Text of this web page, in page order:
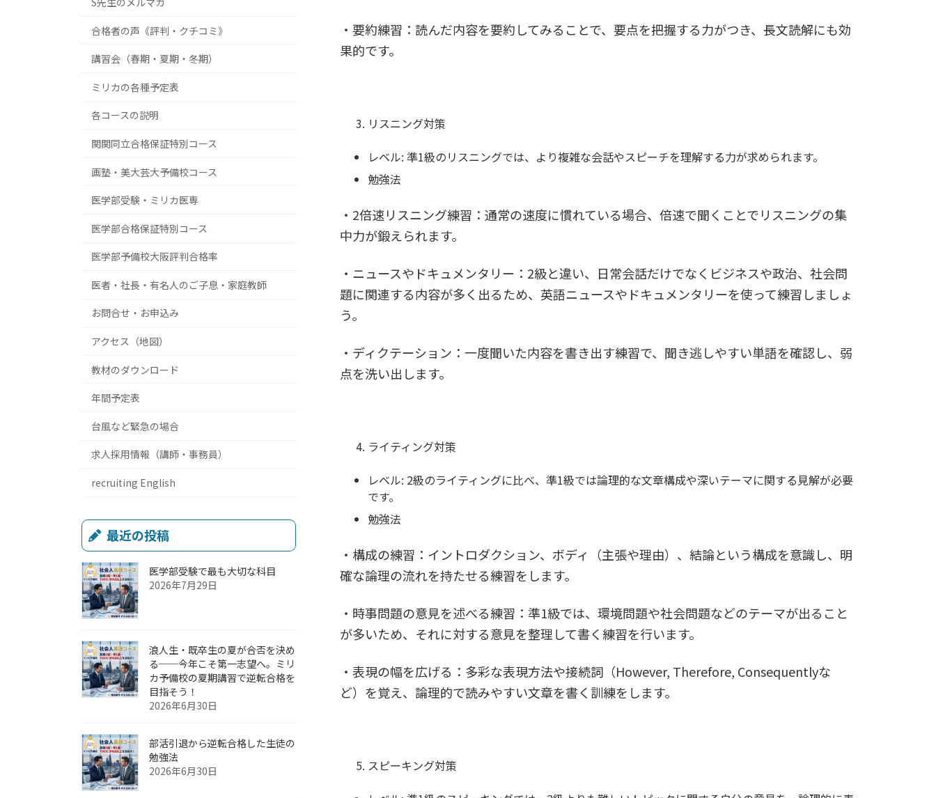
・要約練習：読んだ内容を要約してみることで、要点を把握する力がつき、長文読解にも効
果的です。
リスニング対策
レベル: 準1級のリスニングでは、より複雑な会話やスピーチを理解する力が求められます。
勉強法
・2倍速リスニング練習：通常の速度に慣れている場合、倍速で聞くことでリスニングの集
中力が鍛えられます。
・ニュースやドキュメンタリー：2級と違い、日常会話だけでなくビジネスや政治、社会問
題に関連する内容が多く出るため、英語ニュースやドキュメンタリーを使って練習しましょ
う。
・ディクテーション：一度聞いた内容を書き出す練習で、聞き逃しやすい単語を確認し、弱
点を洗い出します。
ライティング対策
レベル: 2級のライティングに比べ、準1級では論理的な文章構成や深いテーマに関する見解が必要
です。
勉強法
・構成の練習：イントロダクション、ボディ（主張や理由）、結論という構成を意識し、明
確な論理の流れを持たせる練習をします。
・時事問題の意見を述べる練習：準1級では、環境問題や社会問題などのテーマが出ること
が多いため、それに対する意見を整理して書く練習を行います。
・表現の幅を広げる：多彩な表現方法や接続詞（However, Therefore, Consequentlyな
ど）を覚え、論理的で読みやすい文章を書く訓練をします。
スピーキング対策
合格者の声《評判・クチコミ》
講習会（春期・夏期・冬期）
ミリカの各種予定表
各コースの説明
関関同立合格保証特別コース
画塾・美大芸大予備校コース
医学部受験・ミリカ医専
医学部合格保証特別コース
医学部予備校大阪評判合格率
医者・社長・有名人のご子息・家庭教師
お問合せ・お申込み
アクセス（地図）
教材のダウンロード
年間予定表
台風など緊急の場合
求人採用情報（講師・事務員）
recruiting English
最近の投稿
医学部受験で最も大切な科目
2026年7月29日
浪人生・既卒生の夏が合否を決め
る──今年こそ第一志望へ。ミリ
カ予備校の夏期講習で逆転合格を
目指そう！
2026年6月30日
部活引退から逆転合格した生徒の
勉強法
2026年6月30日